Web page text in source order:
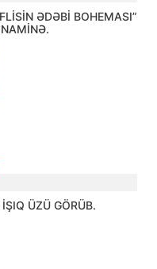
ƏDƏBİ BOHEMASI”
ÜZÜ GÖRÜB.